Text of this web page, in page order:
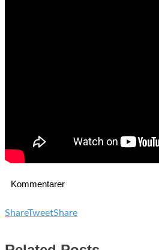
Kommentarer
ShareTweetShare